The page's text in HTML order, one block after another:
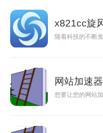
x821cc旋
随着科技的不断
网站加速
想要让您的网站